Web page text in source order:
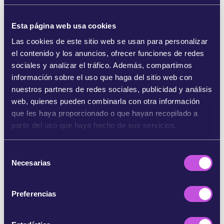
Esta página web usa cookies
Las cookies de este sitio web se usan para personalizar
el contenido y los anuncios, ofrecer funciones de redes
sociales y analizar el tráfico. Además, compartimos
información sobre el uso que haga del sitio web con
nuestros partners de redes sociales, publicidad y análisis
web, quienes pueden combinarla con otra información
que les haya proporcionado o que hayan recopilado a
partir del uso que haya hecho de sus servicios.
Necesarias
Preferencias
de Europa y el papel que juegan los fondos
Si hacemos llegar a la Comisión Europea la
oposición de decenas de miles de personas,
podría negarse a financiar este proyectotan
nefasto y obligar a Polonia a proteger los lugares
de la Red Natura 2000 que alberga el río
Vístula.Tu ayuda es fundamental. ¡Firma y
comparte esta petición!
Referencias:
[1] https://www.theguardian.com/world/2020/mar/0
6/the-race-to-save-polesia-europes-secret-amazon-aoe
[2] Hay soluciones menos dañinas. En lugar de destrui
r el pulmón de Europa, se podría invertir en la red ferrovi